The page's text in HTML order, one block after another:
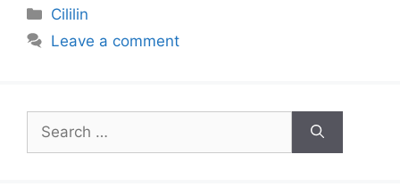
Categories
Cililin
Leave a comment
for: